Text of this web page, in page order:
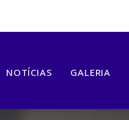
NOTÍCIAS GALERIA